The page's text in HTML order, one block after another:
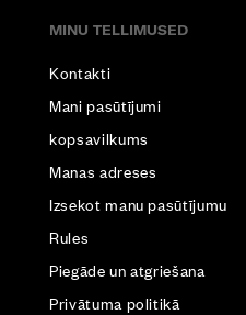
MINU TELLIMUSED
Kontakti
Mani pasūtījumi
kopsavilkums
Manas adreses
Izsekot manu pasūtījumu
Rules
Piegāde un atgriešana
Privātuma politikā